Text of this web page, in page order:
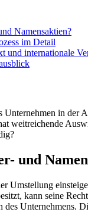
Namensaktien?
im Detail
und internationale
Unternehmen in der
weitreichende
und
Umstellung
kann seine
Unternehmens.